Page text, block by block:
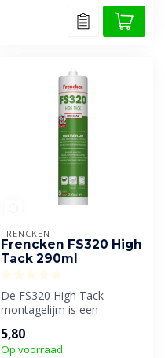
FRENCKEN
Frencken FS320 High
Tack 290ml
De FS320 High Tack
montagelijm is een
enorm krachtige aa...
5,80
Op voorraad